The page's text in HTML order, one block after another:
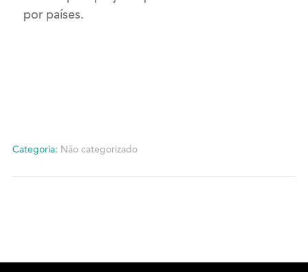
por países.
Categoria: Não categorizado